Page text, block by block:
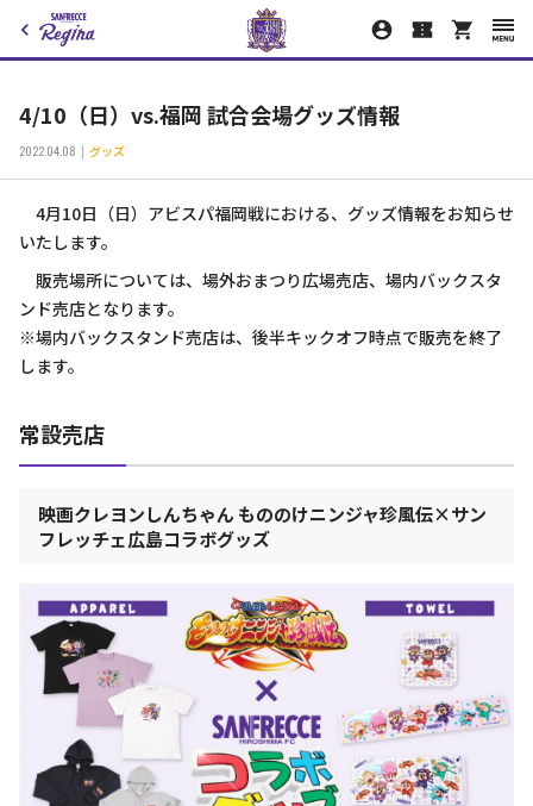
4/10（日）vs.福岡 試合会場グッズ情報
2022.04.08 グッズ
4月10日（日）アビスパ福岡戦における、グッズ情報をお知らせ
いたします。
販売場所については、場外おまつり広場売店、場内バックスタ
ンド売店となります。
※場内バックスタンド売店は、後半キックオフ時点で販売を終了
します。
常設売店
映画クレヨンしんちゃん もののけニンジャ珍風伝×サン
フレッチェ広島コラボグッズ